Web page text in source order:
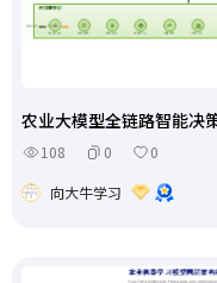
农业大模型全链路智能决
108 0
0
向大牛学习